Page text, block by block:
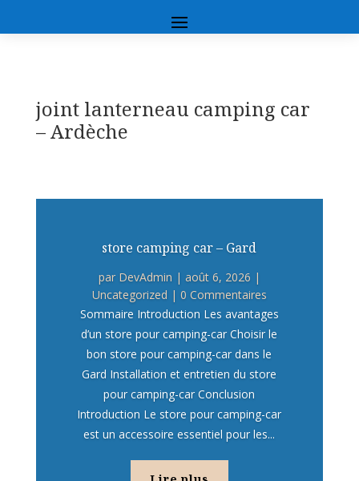
joint lanterneau camping car
– Ardèche
store camping car – Gard
par DevAdmin | août 6, 2026 |
Uncategorized | 0 Commentaires
Sommaire Introduction Les avantages
d’un store pour camping-car Choisir le
bon store pour camping-car dans le
Gard Installation et entretien du store
pour camping-car Conclusion
Introduction Le store pour camping-car
est un accessoire essentiel pour les...